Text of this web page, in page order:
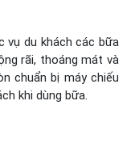
vụ du khách các bữa
rãi, thoáng mát và
chuẩn bị máy chiếu
khi dùng bữa.